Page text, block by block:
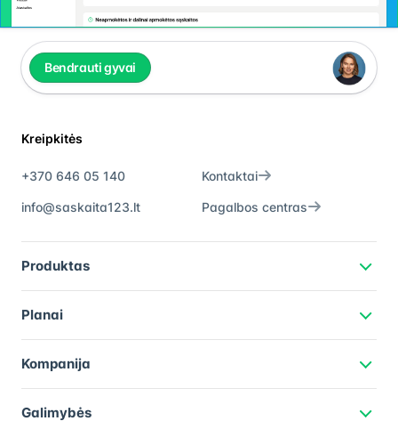
Bendrauti gyvai
Kreipkitės
+370 646 05 140
info@saskaita123.lt
Kontaktai
Pagalbos centras
Produktas
Planai
Kompanija
Galimybės